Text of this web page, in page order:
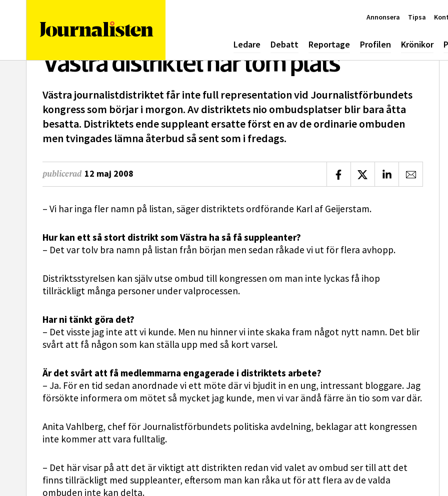
Ledare Debatt Reportage Profilen Krönikor
Annonsera Tipsa
Västra distriktet har tom plats
Västra journalistdistriktet får inte full representation vid Journalistförbundets
kongress som börjar i morgon. Av distriktets nio ombudsplatser blir bara åtta
besatta. Distriktets ende suppleant ersatte först en av de ordinarie ombuden
men tvingades lämna återbud så sent som i fredags.
publicerad 12 maj 2008 Dela på Facebook
Dela på XDela på LinkedIn
Dela via
– Vi har inga fler namn på listan, säger distriktets ordförande Karl af Geijerstam.
Hur kan ett så stort distrikt som Västra ha så få suppleanter?
– Det var tolv bra namn på listan från början men sedan råkade vi ut för flera avhopp.
Distriktsstyrelsen kan själv utse ombud till kongressen om man inte lyckas få ihop
tillräckligt många personer under valprocessen.
Har ni tänkt göra det?
– Det visste jag inte att vi kunde. Men nu hinner vi inte skaka fram något nytt namn. Det blir
svårt att få någon som kan ställa upp med så kort varsel.
Är det svårt att få medlemmarna engagerade i distriktets arbete?
– Ja. För en tid sedan anordnade vi ett möte där vi bjudit in en ung, intressant bloggare. Jag
försökte informera om mötet så mycket jag kunde, men vi var ändå färre än tio som var där.
Anita Vahlberg, chef för Journalistförbundets politiska avdelning, beklagar att kongressen
inte kommer att vara fulltalig.
– Det här visar på att det är viktigt att distrikten redan vid valet av ombud ser till att det
finns tillräckligt med suppleanter, eftersom man kan råka ut för att flera av de valda
ombuden inte kan delta.